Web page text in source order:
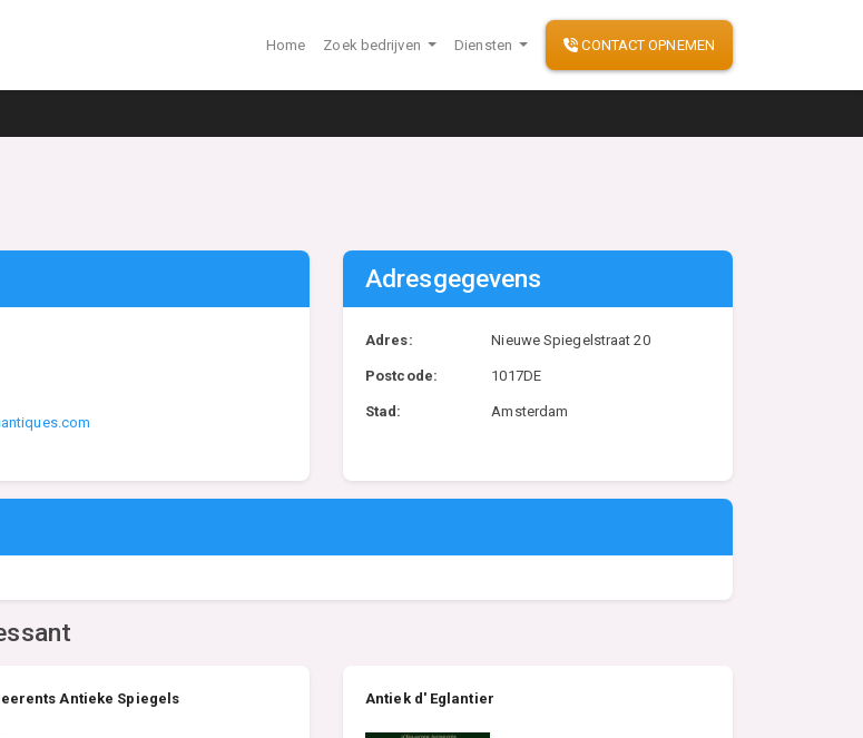
Home Zoek bedrijven Diensten CONTACT OPNEMEN
Adresgegevens
Adres: Nieuwe Spiegelstraat 20
Postcode: 1017DE
Stad: Amsterdam
Antieke Spiegels Antiek d' Eglantier